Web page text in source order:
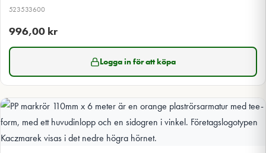
523533600
996,00 kr
Logga in för att köpa